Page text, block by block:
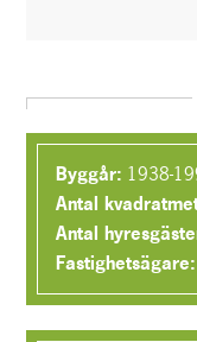
Byggår: 1938-
Antal
Antal
Fastighetsägare: